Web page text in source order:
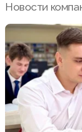
Новости